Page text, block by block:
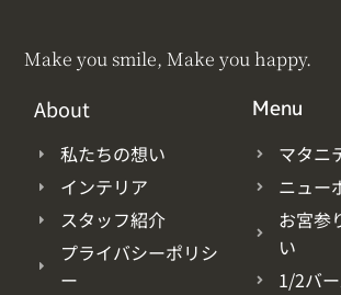
Make you smile, Make you happy.
About
私たちの想い
インテリア
スタッフ紹介
プライバシーポリシ
ー
Menu
マタニ
ニュー
お宮参
い
1/2バ